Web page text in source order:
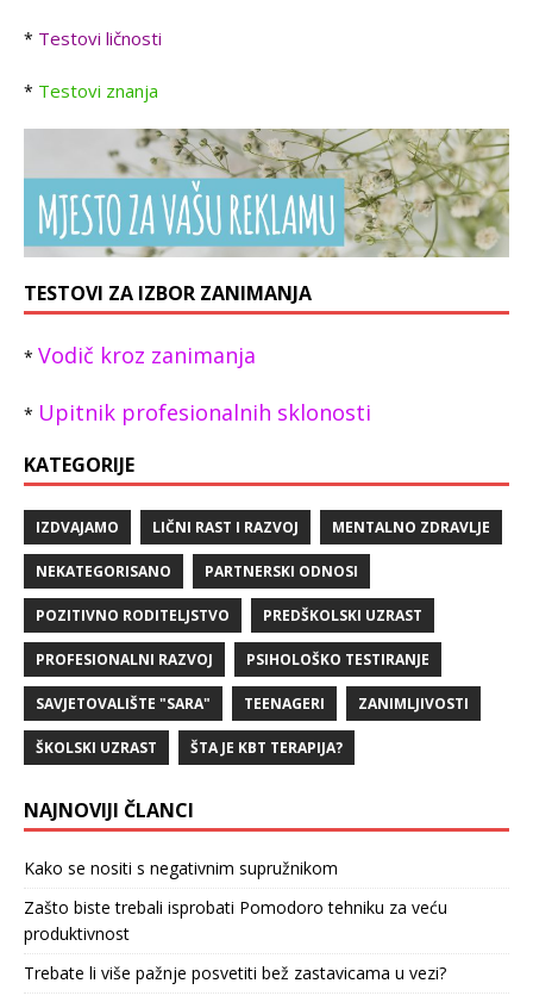
* Testovi ličnosti
* Testovi znanja
TESTOVI ZA IZBOR ZANIMANJA
* Vodič kroz zanimanja
* Upitnik profesionalnih sklonosti
KATEGORIJE
IZDVAJAMO LIČNI RAST I RAZVOJ MENTALNO ZDRAVLJE
NEKATEGORISANO PARTNERSKI ODNOSI
POZITIVNO RODITELJSTVO PREDŠKOLSKI UZRAST
PROFESIONALNI RAZVOJ PSIHOLOŠKO TESTIRANJE
SAVJETOVALIŠTE "SARA" TEENAGERI ZANIMLJIVOSTI
ŠKOLSKI UZRAST ŠTA JE KBT TERAPIJA?
NAJNOVIJI ČLANCI
Kako se nositi s negativnim supružnikom
Zašto biste trebali isprobati Pomodoro tehniku za veću
produktivnost
Trebate li više pažnje posvetiti bež zastavicama u vezi?